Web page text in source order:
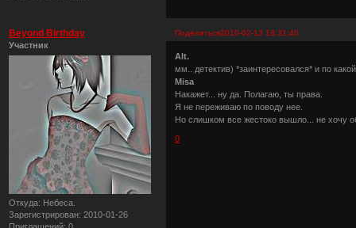
Поделиться2010-02-13 18:31:40
Beyond Birthday
Участник
Откуда: Небеса.
Зарегистрирован: 2010-01-26
Alt.
мм.. детектив) *заинтересовался* и по
Misa
Накажет... ну да. Полагаю, ты права.
Я не переживаю по поводу нее.
Но слишком все жестоко вышло... не хочу
0